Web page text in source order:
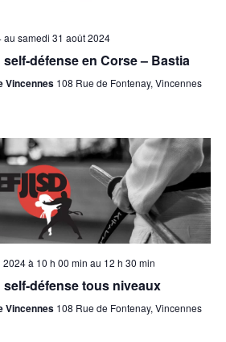
au samedi 31 août 2024
défense en Corse – Bastia
Vincennes 108 Rue de Fontenay, Vincennes
à 10 h 00 min au 12 h 30 min
défense tous niveaux
Vincennes 108 Rue de Fontenay, Vincennes